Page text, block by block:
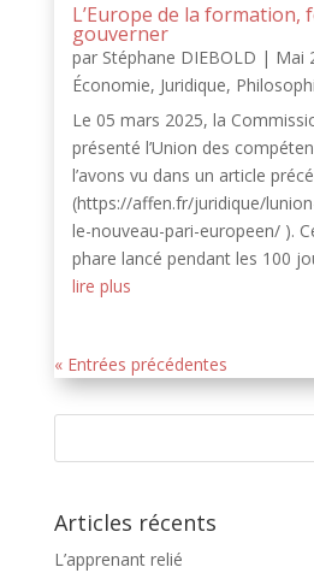
L’Europe de la formation,
gouverner
par Stéphane DIEBOLD | Mai
Économie, Juridique,
Le 05 mars 2025, la
présenté l’Union des
l’avons vu dans un article
(https://affen.fr/juridique/
le-nouveau-pari-europeen/ ).
phare lancé pendant les 100
lire plus
« Entrées précédentes
Articles récents
L’apprenant relié